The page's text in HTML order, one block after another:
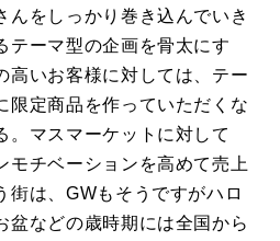
んをしっかり巻き込んでいき
テーマ型の企画を骨太にす
高いお客様に対しては、テー
限定商品を作っていただくな
。マスマーケットに対して
モチベーションを高めて売上
街は、GWもそうですがハロ
盆などの歳時期には全国から